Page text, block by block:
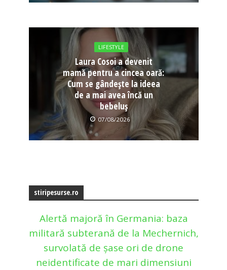
LIFESTYLE
Laura Cosoi a devenit
mamă pentru a cincea oară:
Cum se gândește la ideea
de a mai avea încă un
bebeluș
07/08/2026
stiripesurse.ro
Alertă majoră în Germania: baza
militară subterană de la Mechernich,
survolată de șase ori de drone
neidentificate de mari dimensiuni